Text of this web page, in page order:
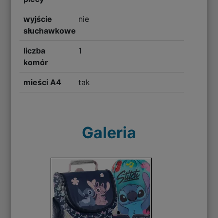
wyjście
słuchawkowe
nie
liczba
komór
1
mieści A4 tak
Galeria